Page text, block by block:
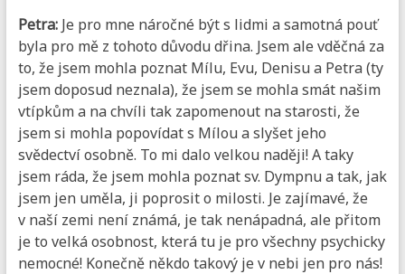
Petra:Je pro mne náročné být s lidmi a samotná pouť
byla pro mě z tohoto důvodu dřina. Jsem ale vděčná za
to, že jsem mohla poznat Mílu, Evu, Denisu a Petra (ty
jsem doposud neznala), že jsem se mohla smát našim
vtípkům a na chvíli tak zapomenout na starosti, že
jsem si mohla popovídat s Mílou a slyšet jeho
svědectví osobně. To mi dalo velkou naději! A taky
jsem ráda, že jsem mohla poznat sv. Dympnu a tak, jak
jsem jen uměla, ji poprosit o milosti. Je zajímavé, že
v naší zemi není známá, je tak nenápadná, ale přitom
je to velká osobnost, která tu je pro všechny psychicky
nemocné! Konečně někdo takový je v nebi jen pro nás!